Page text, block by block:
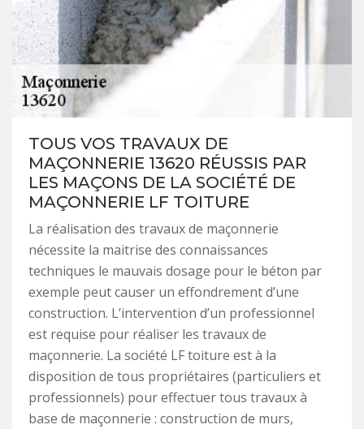
TOUS VOS TRAVAUX DE
MAÇONNERIE 13620 RÉUSSIS PAR
LES MAÇONS DE LA SOCIÉTÉ DE
MAÇONNERIE LF TOITURE
La réalisation des travaux de maçonnerie
nécessite la maitrise des connaissances
techniques le mauvais dosage pour le béton par
exemple peut causer un effondrement d’une
construction. L’intervention d’un professionnel
est requise pour réaliser les travaux de
maçonnerie. La société LF toiture est à la
disposition de tous propriétaires (particuliers et
professionnels) pour effectuer tous travaux à
base de maçonnerie : construction de murs,